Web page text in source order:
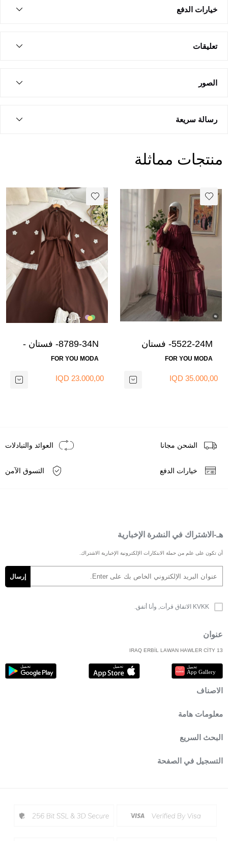
خيارات الدفع
تعليقات
الصور
رسالة سريعة
منتجات مماثلة
5522-24M- فستان
شيفون -ماروني 6
FOR YOU MODA
35.000,00 IQD
+1 لون
8789-34N- فستان -
جوزي 2
FOR YOU MODA
23.000,00 IQD
الشحن مجانا العوائد والتبادلات
خيارات الدفع التسوق الآمن
هـ-الاشتراك في النشرة الإخبارية
أن تكون على علم من حملة الابتكارات الإلكترونية الإخبارية الاشتراك.
KVKK الاتفاق قرأت, وأنا أتفق.
عنوان
IRAQ ERBİL LAWAN HAWLER CİTY 13
الاصناف
معلومات هامة
البحث السريع
التسجيل في الصفحة